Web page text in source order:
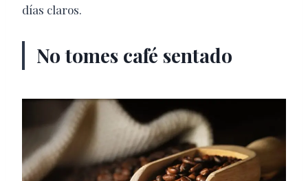
días claros.
No tomes café sentado